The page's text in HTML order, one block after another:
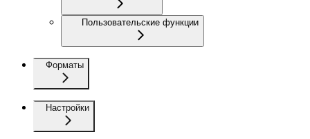
Пользовательские функции
Форматы
Настройки